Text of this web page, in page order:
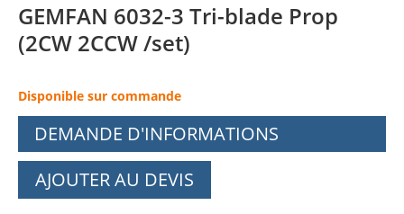
GEMFAN 6032-3 Tri-blade Prop
(2CW 2CCW /set)
Disponible sur commande
DEMANDE D'INFORMATIONS
AJOUTER AU DEVIS